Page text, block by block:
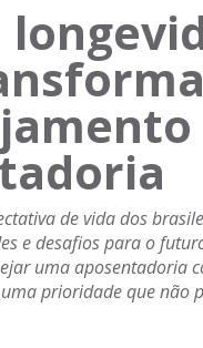
de vida dos
e desafios para o
uma aposentadoria
prioridade que não